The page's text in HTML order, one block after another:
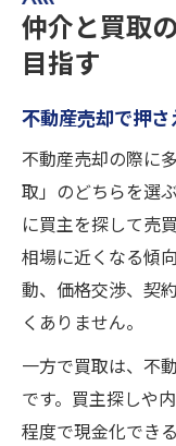
仲介と買取
目指す
不動産売却で押
不動産売却の際に
取」のどちらを選
に買主を探して売
相場に近くなる傾
動、価格交渉、契
くありません。
一方で買取は、不
です。買主探しや
程度で現金化でき